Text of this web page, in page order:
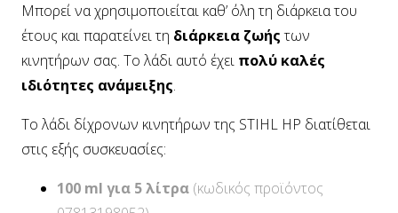
Μπορεί να χρησιμοποιείται καθ’ όλη τη διάρκεια του
έτους και παρατείνει τη διάρκεια ζωήςτων
κινητήρων σας. Το λάδι αυτό έχει πολύ καλές
ιδιότητες ανάμειξης.
Το λάδι δίχρονων κινητήρων της STIHL HP διατίθεται
στις εξής συσκευασίες:
100 ml για 5 λίτρα (κωδικός προϊόντος